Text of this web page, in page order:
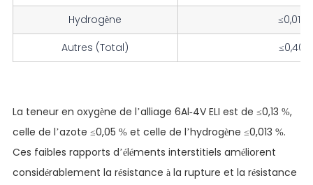
Hydrogène
≤0,013
Autres (Total)
≤0,40
La teneur en oxygène de l’alliage 6Al-4V ELI est de ≤0,13 %,
celle de l’azote ≤0,05 % et celle de l’hydrogène ≤0,013 %.
Ces faibles rapports d’éléments interstitiels améliorent
considérablement la résistance à la rupture et la résistance